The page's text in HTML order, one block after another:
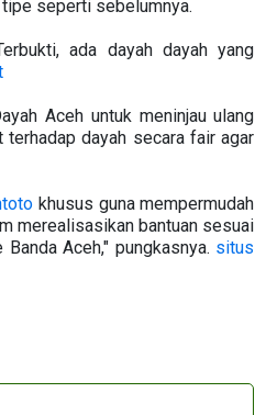
seperti sebelumnya.
ada dayah dayah yang
Aceh untuk meninjau ulang
dayah secara fair agar
khusus guna mempermudah
merealisasikan bantuan sesuai
Aceh," pungkasnya. situs